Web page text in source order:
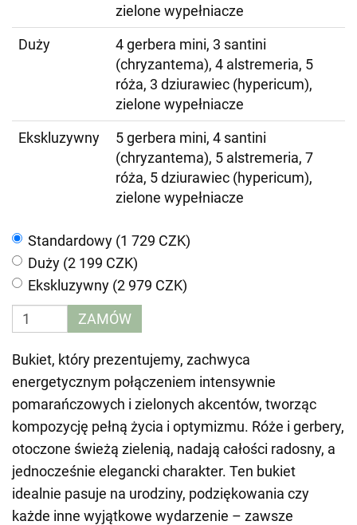
zielone wypełniacze
Duży
4 gerbera mini, 3 santini
(chryzantema), 4 alstremeria, 5
róża, 3 dziurawiec (hypericum),
zielone wypełniacze
Ekskluzywny
5 gerbera mini, 4 santini
(chryzantema), 5 alstremeria, 7
róża, 5 dziurawiec (hypericum),
zielone wypełniacze
Standardowy (1 729 CZK)
Duży (2 199 CZK)
Ekskluzywny (2 979 CZK)
ZAMÓW
Bukiet, który prezentujemy, zachwyca
energetycznym połączeniem intensywnie
pomarańczowych i zielonych akcentów, tworząc
kompozycję pełną życia i optymizmu. Róże i gerbery,
otoczone świeżą zielenią, nadają całości radosny, a
jednocześnie elegancki charakter. Ten bukiet
idealnie pasuje na urodziny, podziękowania czy
każde inne wyjątkowe wydarzenie – zawsze